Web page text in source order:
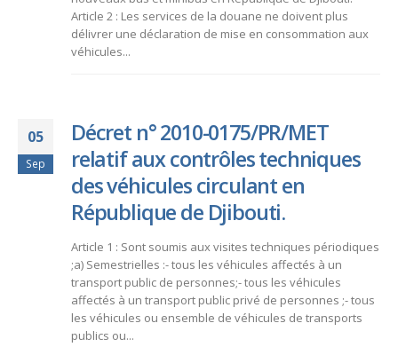
Article 2 : Les services de la douane ne doivent plus
délivrer une déclaration de mise en consommation aux
véhicules...
05
Sep
Décret n° 2010-0175/PR/MET
relatif aux contrôles techniques
des véhicules circulant en
République de Djibouti.
Article 1 : Sont soumis aux visites techniques périodiques
;a) Semestrielles :- tous les véhicules affectés à un
transport public de personnes;- tous les véhicules
affectés à un transport public privé de personnes ;- tous
les véhicules ou ensemble de véhicules de transports
publics ou...